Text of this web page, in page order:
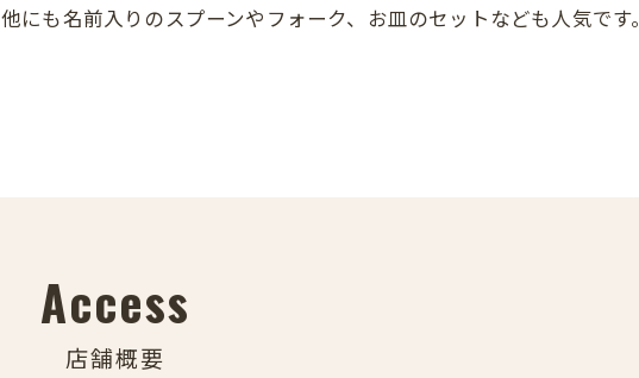
他にも名前入りのスプーンやフォーク、お皿のセットなども人気です。
店舗概要
Access